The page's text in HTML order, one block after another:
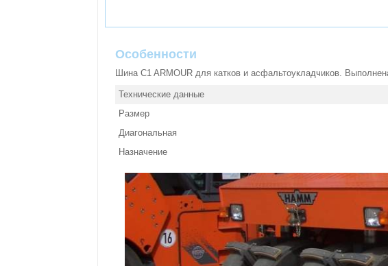
Особенности
Шина C1 ARMOUR для катков и асфальтоукладчиков.
Технические данные
Размер
Диагональная
Назначение